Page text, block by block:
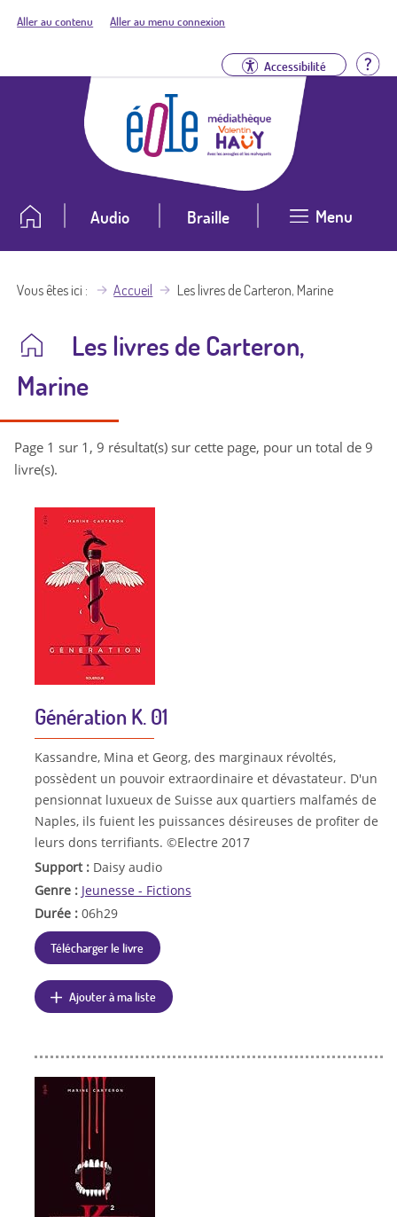
Aller au contenu Aller au menu connexion
Accessibilité
Audio Braille Menu
Vous êtes ici Accueil Les livres de Carteron, Marine
Les livres de Carteron,
Marine
Page 1 sur 1, 9 résultat(s) sur cette page, pour un total de 9
livre(s).
Génération K. 01
Kassandre, Mina et Georg, des marginaux révoltés,
possèdent un pouvoir extraordinaire et dévastateur. D'un
pensionnat luxueux de Suisse aux quartiers malfamés de
Naples, ils fuient les puissances désireuses de profiter de
leurs dons terrifiants. ©Electre 2017
Support : Daisy audio
Genre : Jeunesse - Fictions
Durée : 06h29
Télécharger le livre
Ajouter à ma liste